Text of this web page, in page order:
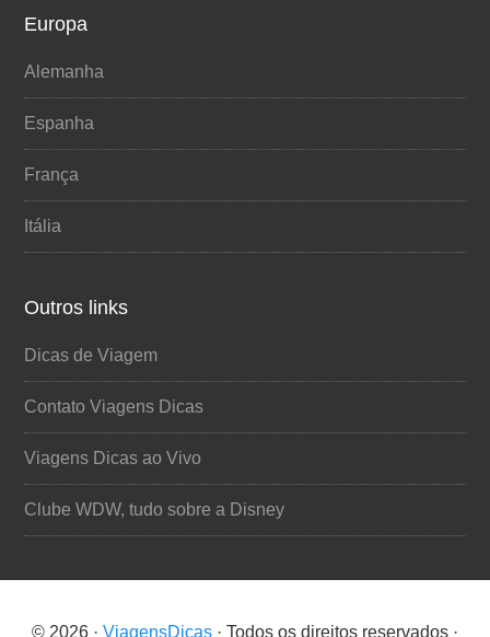
Europa
Alemanha
Espanha
França
Itália
Outros links
Dicas de Viagem
Contato Viagens Dicas
Viagens Dicas ao Vivo
Clube WDW, tudo sobre a Disney
© 2026 · ViagensDicas · Todos os direitos reservados ·